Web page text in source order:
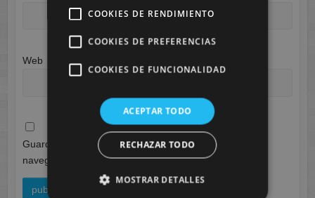
Web
Guarda mi nombre, correo electrónico y web en este
navegador para la próxima vez que comente.
COOKIES DE RENDIMIENTO
COOKIES DE PREFERENCIAS
COOKIES DE FUNCIONALIDAD
ACEPTAR TODO
RECHAZAR TODO
MOSTRAR DETALLES